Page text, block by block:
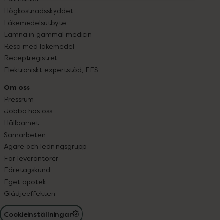
Högkostnadsskyddet
Läkemedelsutbyte
Lämna in gammal medicin
Resa med läkemedel
Receptregistret
Elektroniskt expertstöd, EES
Om oss
Pressrum
Jobba hos oss
Hållbarhet
Samarbeten
Ägare och ledningsgrupp
För leverantörer
Företagskund
Eget apotek
Glädjeeffekten
Cookieinställningar